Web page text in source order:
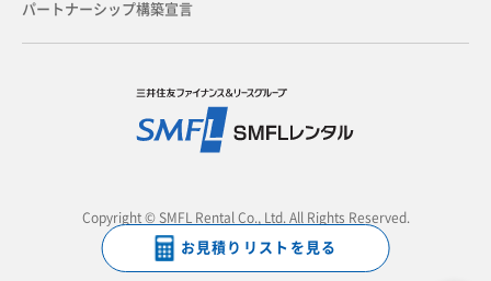
お見積りリストを見る
パートナーシップ構築宣言
Copyright © SMFL Rental Co., Ltd. All Rights Reserved.